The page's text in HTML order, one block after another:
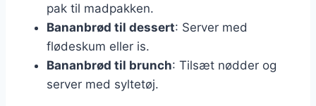
pak til madpakken.
Bananbrød til dessert: Server med
flødeskum eller is.
Bananbrød til brunch: Tilsæt nødder og
server med syltetøj.